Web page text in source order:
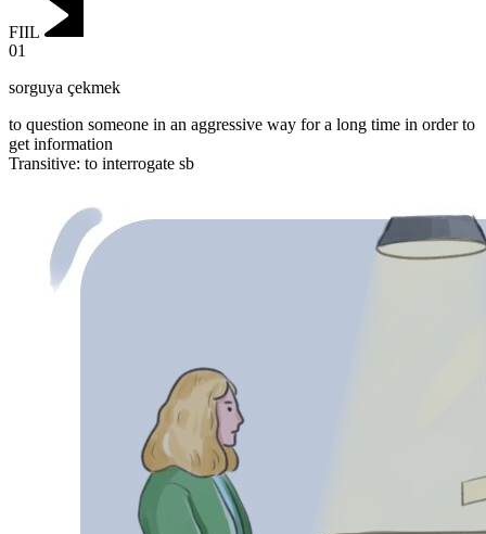
FIIL
01
sorguya çekmek
to question someone in an aggressive way for a long time in order to
get information
Transitive: to interrogate sb